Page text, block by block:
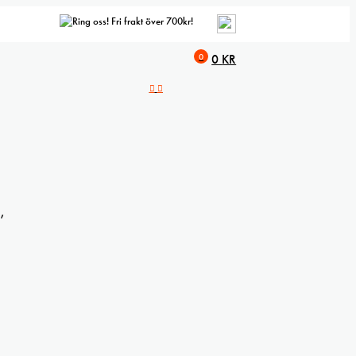
Fri frakt över 700kr!
0 0 KR